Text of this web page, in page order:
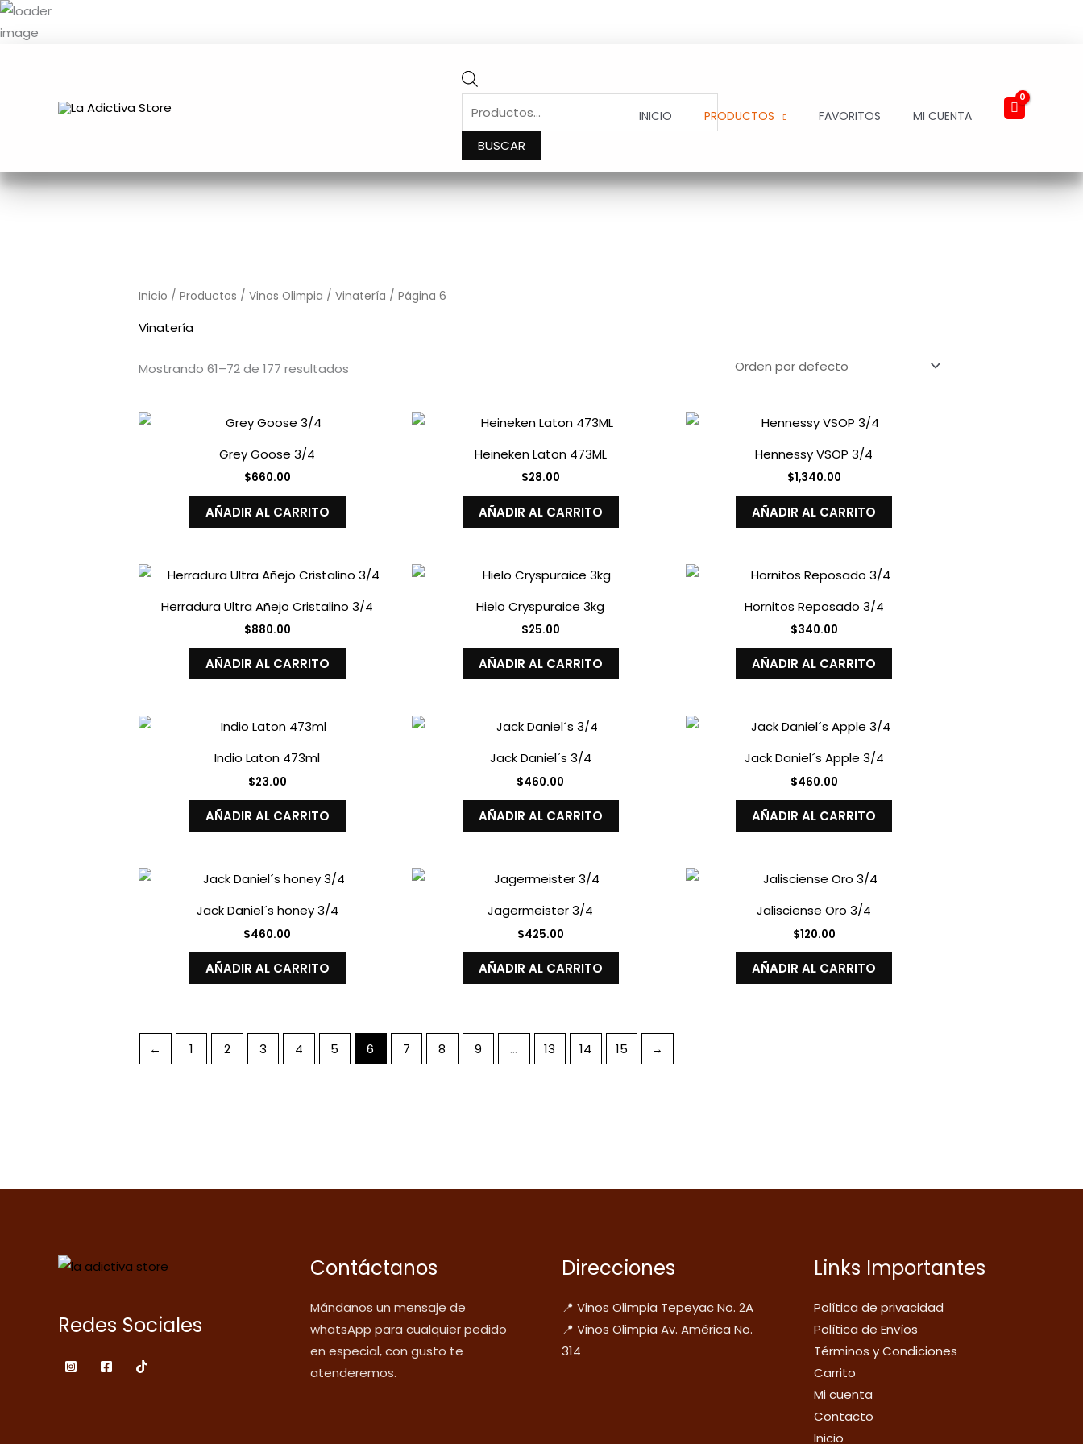
Ir
al
PRODUCTS
BUSCAR
INICIO PRODUCTOS FAVORITOS MI CUENTA
Inicio /Productos /Vinos Olimpia /Vinatería / Página 6
Vinatería
Mostrando 61–72 de 177 resultados
Grey Goose 3/4
$660.00
AÑADIR AL CARRITO
Heineken Laton 473ML
$28.00
AÑADIR AL CARRITO
Hennessy VSOP 3/4
$1,340.00
AÑADIR AL CARRITO
Herradura Ultra Añejo Cristalino 3/4
$880.00
AÑADIR AL CARRITO
Hielo Cryspuraice 3kg
$25.00
AÑADIR AL CARRITO
Hornitos Reposado 3/4
$340.00
AÑADIR AL CARRITO
Indio Laton 473ml
$23.00
AÑADIR AL CARRITO
Jack Daniel´s 3/4
$460.00
AÑADIR AL CARRITO
Jack Daniel´s Apple 3/4
$460.00
AÑADIR AL CARRITO
Jack Daniel´s honey 3/4
$460.00
AÑADIR AL CARRITO
Jagermeister 3/4
$425.00
AÑADIR AL CARRITO
Jalisciense Oro 3/4
$120.00
AÑADIR AL CARRITO
← 1 2 3 4 5 6 7 8 9 … 13 14 15 →
Redes Sociales
Contáctanos
Mándanos un mensaje de
whatsApp para cualquier pedido
en especial, con gusto te
atenderemos.
Direcciones
📍 Vinos Olimpia Tepeyac No. 2A
📍 Vinos Olimpia Av. América No.
314
Links Importantes
Política de privacidad
Política de Envíos
Términos y Condiciones
Carrito
Mi cuenta
Contacto
Inicio